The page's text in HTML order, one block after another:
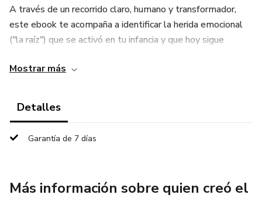
A través de un recorrido claro, humano y transformador,
este ebook te acompaña a identificar la herida emocional
("la raíz") que se activó en tu infancia y que hoy sigue
notes. Aprenderás a reconocer cómo esa herida creó
convierten en patrones repetitivos y, lo más importante,
RESET se basa en un proceso estructurado y práctico que
Comprender tus heridas emocionales sin juzgarte.
Mostrar más
Detalles
Garantía de 7 días
Más información sobre quien creó el